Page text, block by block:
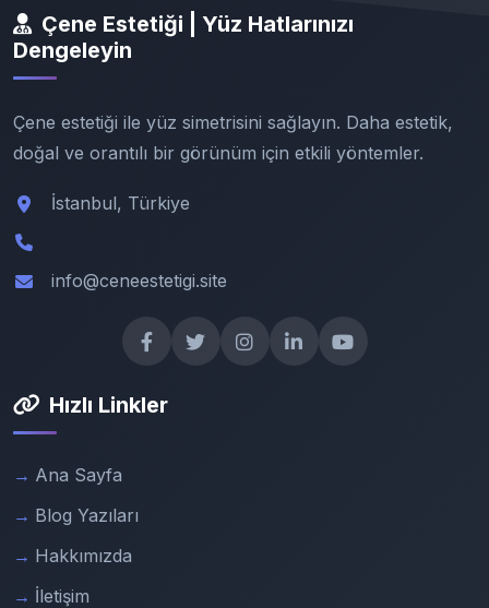
Çene Estetiği | Yüz Hatlarınızı
Dengeleyin
Çene estetiği ile yüz simetrisini sağlayın. Daha estetik,
doğal ve orantılı bir görünüm için etkili yöntemler.
İstanbul, Türkiye
info@ceneestetigi.site
Hızlı Linkler
Ana Sayfa
Blog Yazıları
Hakkımızda
İletişim